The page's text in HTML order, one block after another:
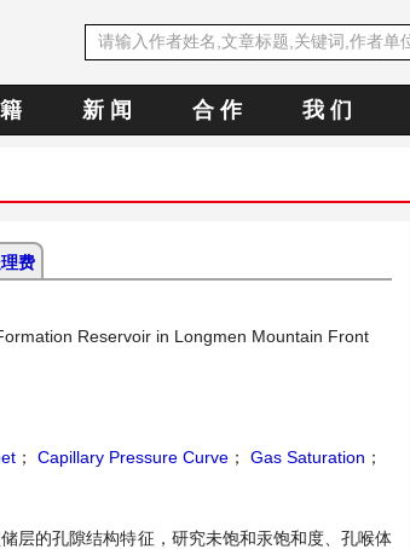
新 闻 合 作 我 们
费
Reservoir in Longmen Mountain Front
； Capillary Pressure Curve ； Gas Saturation ；
层的孔隙结构特征，研究未饱和汞饱和度、孔喉体